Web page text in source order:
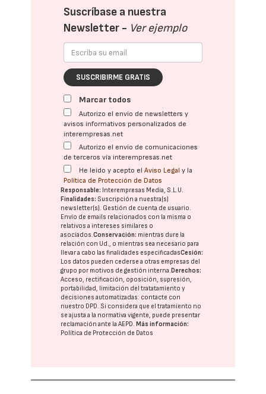
Suscríbase a nuestra
Newsletter - Ver ejemplo
SUSCRIBIRME GRATIS
Marcar todos
Autorizo el envío de newsletters y
avisos informativos personalizados de
interempresas.net
Autorizo el envío de comunicaciones
de terceros vía interempresas.net
He leído y acepto elAviso Legal y la
Política de Protección de Datos
Responsable: Interempresas Media, S.L.U.
Finalidades: Suscripción a nuestra(s)
newsletter(s). Gestión de cuenta de usuario.
Envío de emails relacionados con la misma o
relativos a intereses similares o
asociados.Conservación: mientras dure la
relación con Ud., o mientras sea necesario para
llevar a cabo las finalidades especificadasCesión:
Los datos pueden cederse a otras empresas del
grupo por motivos de gestión interna. Derechos:
Acceso, rectificación, oposición, supresión,
portabilidad, limitación del tratatamiento y
decisiones automatizadas: contacte con
nuestro DPD. Si considera que el tratamiento no
se ajusta a la normativa vigente, puede presentar
reclamación ante laAEPD. Más información:
Política de Protección de Datos